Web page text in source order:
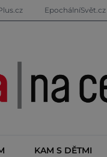
EpochálníSvět.cz
KAM S DĚTMI